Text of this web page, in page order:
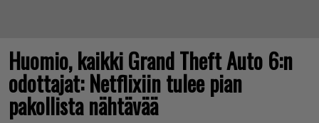
Huomio, kaikki Grand Theft Auto 6:n
odottajat: Netflixiin tulee pian
pakollista nähtävää